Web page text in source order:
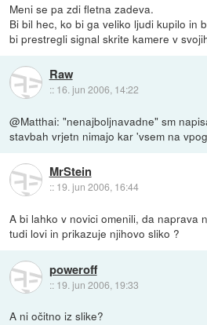
Meni se pa zdi fletna zadeva.
Bi bil hec, ko bi ga veliko ljudi kupilo in
bi prestregli signal skrite kamere v
Raw
:: 16. jun 2006, 14:22
@Matthai: "nenajboljnavadne" sm
stavbah vrjetn nimajo kar 'vsem na
MrStein
:: 19. jun 2006, 16:44
A bi lahko v novici omenili, da naprava
tudi lovi in prikazuje njihovo sliko ?
poweroff
:: 19. jun 2006, 19:33
A ni očitno iz slike?